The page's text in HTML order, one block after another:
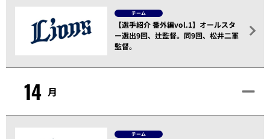
チーム
【選手紹介 番外編vol.1】オールスタ
ー選出9回、辻監督。同9回、松井二軍
監督。
14 月
チーム